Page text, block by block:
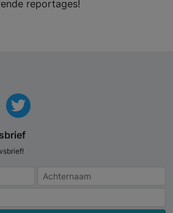
reportages!